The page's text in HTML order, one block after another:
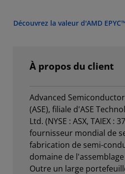
Découvrez la valeur d'AMD
À propos du client
Advanced
(ASE), filiale d'ASE
Ltd. (NYSE : ASX, TAIEX :
fournisseur mondial de
fabrication de semi-
domaine de
Outre un large